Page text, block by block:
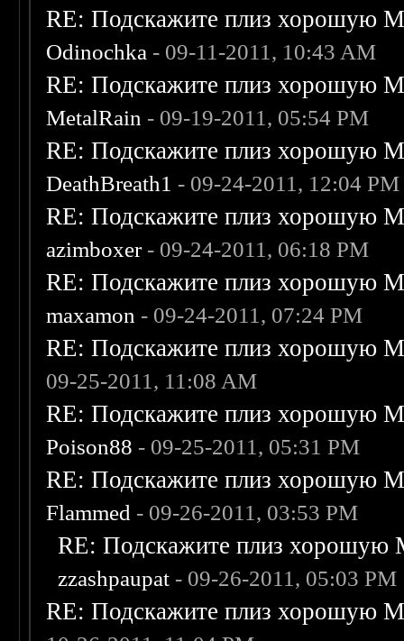
RE: Подскажите плиз хорошую
Odinochka - 09-11-2011, 10:43 AM
RE: Подскажите плиз хорошую
MetalRain - 09-19-2011, 05:54 PM
RE: Подскажите плиз хорошую
DeathBreath1 - 09-24-2011, 12:04 PM
RE: Подскажите плиз хорошую
azimboxer- 09-24-2011, 06:18 PM
RE: Подскажите плиз хорошую
maxamon - 09-24-2011, 07:24 PM
RE: Подскажите плиз хорошую
09-25-2011, 11:08 AM
RE: Подскажите плиз хорошую
Poison88 - 09-25-2011, 05:31 PM
RE: Подскажите плиз хорошую
Flammed - 09-26-2011, 03:53 PM
RE: Подскажите плиз хорошую
zzashpaupat - 09-26-2011, 05:03 PM
RE: Подскажите плиз хорошую